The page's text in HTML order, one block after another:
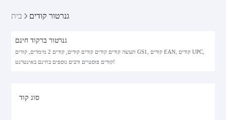
בית גנרטור קודים
גנרטור ברקוד חינם
תעשה קודים קודים קודים קודים, קודים 2 מימדים, קודים GS1, קודים EAN, קודים UPC,
קודים פוסטיים ורבים נוספים בחינם באינטרנט!
סוג קוד